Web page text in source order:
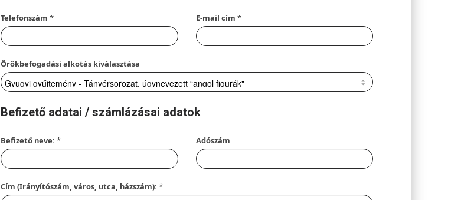
Telefonszám* E-mail cím *
Örökbefogadási alkotás kiválasztása
Befizető adatai / számlázásai adatok
Befizető neve:* Adószám
Cím (Irányítószám, város, utca, házszám):*